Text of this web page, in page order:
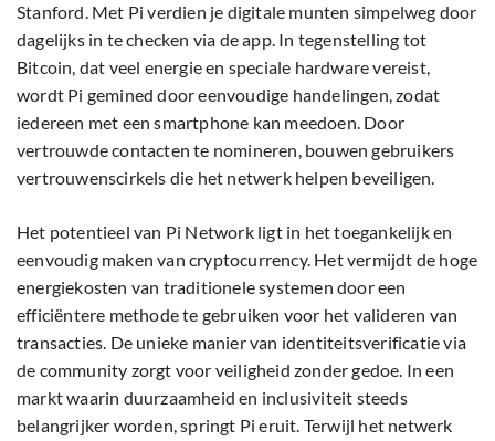
Stanford. Met Pi verdien je digitale munten simpelweg door
dagelijks in te checken via de app. In tegenstelling tot
Bitcoin, dat veel energie en speciale hardware vereist,
wordt Pi gemined door eenvoudige handelingen, zodat
iedereen met een smartphone kan meedoen. Door
vertrouwde contacten te nomineren, bouwen gebruikers
vertrouwenscirkels die het netwerk helpen beveiligen.
Het potentieel van Pi Network ligt in het toegankelijk en
eenvoudig maken van cryptocurrency. Het vermijdt de hoge
energiekosten van traditionele systemen door een
efficiëntere methode te gebruiken voor het valideren van
transacties. De unieke manier van identiteitsverificatie via
de community zorgt voor veiligheid zonder gedoe. In een
markt waarin duurzaamheid en inclusiviteit steeds
belangrijker worden, springt Pi eruit. Terwijl het netwerk